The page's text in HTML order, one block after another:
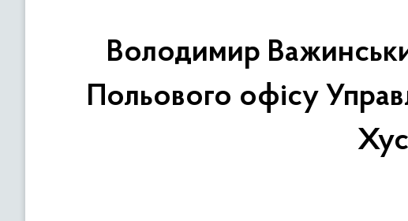
Володимир
Польового офісу